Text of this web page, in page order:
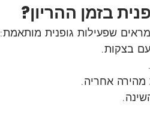
בזמן ההריון?
שפעילות גופנית מותאמת:
בצקות.
מהירה אחריה.